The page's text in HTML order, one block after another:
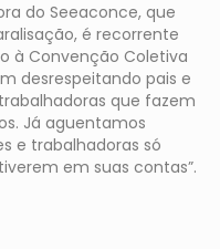
do Seeaconce, que
é recorrente
à Convenção Coletiva
desrespeitando pais e
que fazem
Já aguentamos
e trabalhadoras só
em suas contas”.